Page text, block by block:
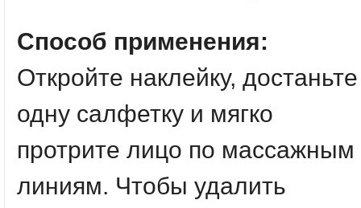
Способ применения:
Откройте наклейку, достаньте
одну салфетку и мягко
протрите лицо по массажным
линиям. Чтобы удалить